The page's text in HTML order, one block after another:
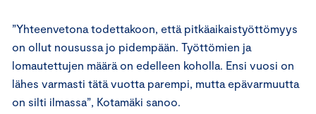
”Yhteenvetona todettakoon, että pitkäaikaistyöttömyys
on ollut nousussa jo pidempään. Työttömien ja
lomautettujen määrä on edelleen koholla. Ensi vuosi on
lähes varmasti tätä vuotta parempi, mutta epävarmuutta
on silti ilmassa”, Kotamäki sanoo.